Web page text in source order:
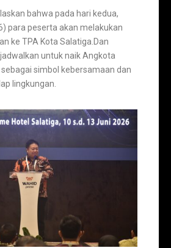
bahwa pada hari kedua,
para peserta akan melakukan
ke TPA Kota Salatiga.Dan
untuk naik Angkota
simbol kebersamaan dan
lingkungan.